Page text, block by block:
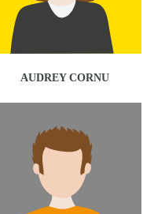
AUDREY CORNU